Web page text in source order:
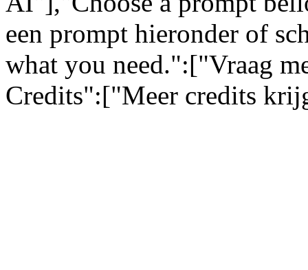
een prompt hieronder of
what you need.":["Vraag
Credits":["Meer credits